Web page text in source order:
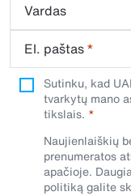
Vardas
El. paštas*
Sutinku, kad
tvarkytų mano
tikslais.
Naujienlaiškių
prenumeratos
apačioje.
politiką galite